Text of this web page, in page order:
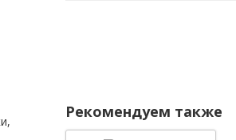
Рекомендуем также